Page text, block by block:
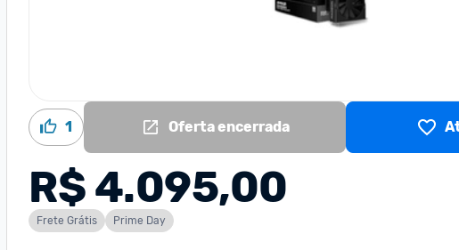
1 Oferta encerrada
R$ 4.095,00
Frete Grátis Prime Day